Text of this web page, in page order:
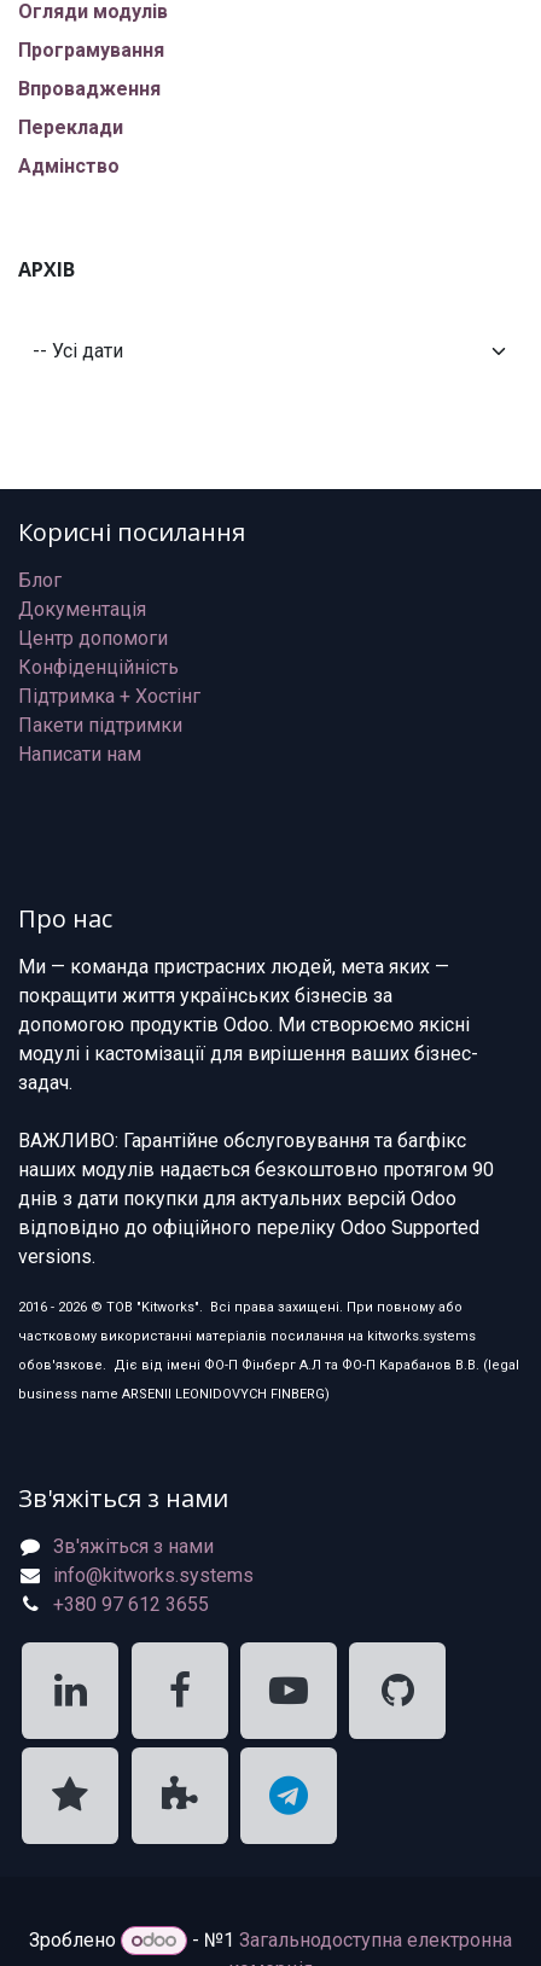
Огляди модулів
Програмування
Впровадження
Переклади
Адмінство
АРХІВ
Корисні посилання
Блог
Документація
Центр допомоги
Конфіденційність
Підтримка + Хостінг
Пакети підтримки
Написати нам
Про нас
Ми — команда пристрасних людей, мета яких —
покращити життя українських бізнесів за
допомогою продуктів Odoo. Ми створюємо якісні
модулі і кастомізації для вирішення ваших бізнес-
задач.
ВАЖЛИВО: Гарантійне обслуговування та багфікс
наших модулів надається безкоштовно протягом 90
днів з дати покупки для актуальних версій Odoo
відповідно до офіційного переліку Odoo Supported
versions.
2016 - 2026 © ТОВ "Kitworks". Всі права захищені. При повному або
частковому використанні матеріалів посилання на kitworks.systems
обов'язкове. Діє від імені ФО-П Фінберг А.Л та ФО-П Карабанов В.В. (legal
business name ARSENII LEONIDOVYCH FINBERG)
Зв'яжіться з нами
Зв'яжіться з нами
info@kitworks.systems
+380 97 612 3655
Зроблено - №1 Загальнодоступна електронна